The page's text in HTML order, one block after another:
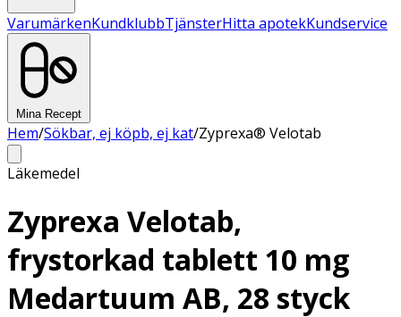
VarumärkenKundklubbTjänsterHitta apotekKundservice
Mina Recept
Hem/Sökbar, ej köpb, ej kat/Zyprexa® Velotab
Läkemedel
Zyprexa Velotab,
frystorkad tablett 10 mg
Medartuum AB, 28 styck